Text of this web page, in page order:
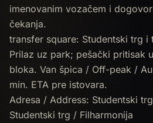
imenovanim vozačem i
čekanja.
transfer square: Studentski trg i
Prilaz uz park; pešački pritisak
bloka. Van špica / Off-peak /
min. ETA pre istovara.
Adresa / Address: Studentski
Studentski trg / Filharmonija